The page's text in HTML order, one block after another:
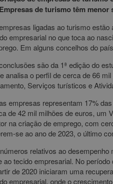
Empresas de turismo têm
ligadas ao turismo
empresarial no que toca ao
Em alguns concelhos do
são da 1ª edição do
analisa o perfil de cerca de 66
Serviços turísticos e
empresas representam 17%
de 42 mil milhões de euros, um
na criação de emprego, com
se ao ano de 2023, o último
relativos ao
ao tecido empresarial. No
de 2020 iniciaram uma
empresarial, onde o